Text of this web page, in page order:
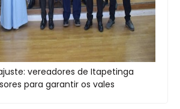
vereadores de Itapetinga
para garantir os vales